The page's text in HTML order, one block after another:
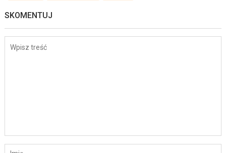
SKOMENTUJ